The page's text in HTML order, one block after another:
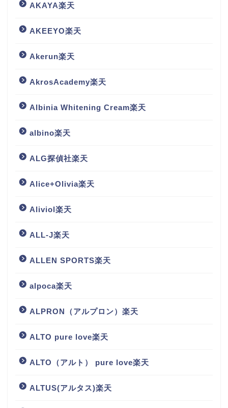
AKAYA楽天
AKEEYO楽天
Akerun楽天
AkrosAcademy楽天
Albinia Whitening Cream楽天
albino楽天
ALG探偵社楽天
Alice+Olivia楽天
Aliviol楽天
ALL-J楽天
ALLEN SPORTS楽天
alpoca楽天
ALPRON（アルプロン）楽天
ALTO pure love楽天
ALTO（アルト） pure love楽天
ALTUS(アルタス)楽天